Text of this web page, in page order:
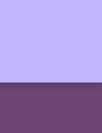
om je alsnog aan
voorbij is.